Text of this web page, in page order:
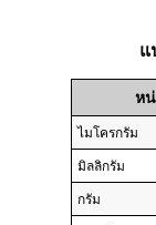
แ
ห
ไมโครกรัม
มิลลิกรัม
กรัม